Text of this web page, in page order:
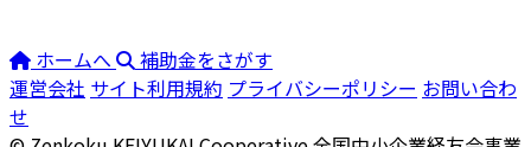
ホームへ
補助金をさがす
運営会社 サイト利用規約 プライバシーポリシー お問い合わ
せ